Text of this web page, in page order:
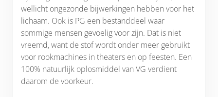
wellicht ongezonde bijwerkingen hebben voor het
lichaam. Ook is PG een bestanddeel waar
sommige mensen gevoelig voor zijn. Dat is niet
vreemd, want de stof wordt onder meer gebruikt
voor rookmachines in theaters en op feesten. Een
100% natuurlijk oplosmiddel van VG verdient
daarom de voorkeur.